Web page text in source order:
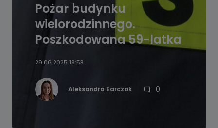
Pożar budynku
wielorodzinnego.
Poszkodowana 59-latka
29.06.2025 19:53
Aleksandra Barczak 0